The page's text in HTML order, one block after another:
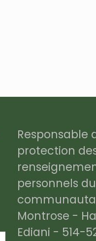
Responsable
protection
personnels
Montrose -
Ediani - 514-